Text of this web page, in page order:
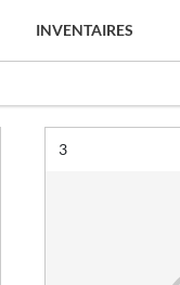
INVENTAIRES
Résultat n°
3